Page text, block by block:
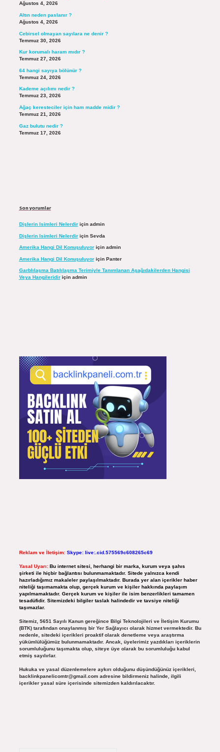
Ağustos 4, 2026
Altın neden paslanır ?
Ağustos 4, 2026
Cebirsel olmayan sayılara ne denir ?
Temmuz 30, 2026
Kur korumalı haram mıdır ?
Temmuz 27, 2026
64 hangi sayıya bölünür ?
Temmuz 24, 2026
Kademe açılımı nedir ?
Temmuz 23, 2026
Ağaç keresteciler için ham madde midir ?
Temmuz 21, 2026
Gaz bulutu nedir ?
Temmuz 17, 2026
Son yorumlar
Dişlerin Isimleri Nelerdiriçin admin
Dişlerin Isimleri Nelerdiriçin Sevda
Amerika Hangi Dil Konuşuluyoriçin admin
Amerika Hangi Dil Konuşuluyoriçin Panter
Garblılaşma Batılılaşma Terimiyle Tanımlanan Aşağıdakilerden Hangisi
Veya Hangileridiriçin admin
Reklam ve İletişim: Skype: live:.cid.575569c608265c69
Yasal Uyarı: Bu internet sitesi, herhangi bir marka, kurum veya şahıs
şirketi ile hiçbir bağlantısı bulunmamaktadır. Sitede yalnızca kendi
hazırladığımız makaleler paylaşılmaktadır. Burada yer alan içerikler haber
niteliği taşımamakta olup, gerçek kurum ve kişiler hakkında paylaşım
yapılmamaktadır. Gerçek kurum ve kişiler ile isim benzerlikleri tamamen
tesadüfidir. Sitemizdeki bilgiler taslak halindedir ve tavsiye niteliği
taşımazlar.
Sitemiz, 5651 Sayılı Kanun gereğince Bilgi Teknolojileri ve İletişim Kurumu
(BTK) tarafından onaylanmış bir Yer Sağlayıcı olarak hizmet vermektedir. Bu
nedenle, sitedeki içerikleri proaktif olarak denetleme veya araştırma
yükümlülüğümüz bulunmamaktadır. Ancak, üyelerimiz yazdıkları içeriklerin
sorumluluğunu taşımakta olup, siteye üye olarak bu sorumluluğu kabul
etmiş sayılırlar.
Hukuka ve yasal düzenlemelere aykırı olduğunu düşündüğünüz içerikleri,
backlinkpanelicomtr@gmail.comadresine bildirmeniz halinde, ilgili
içerikler yasal süre içerisinde sitemizden kaldırılacaktır.